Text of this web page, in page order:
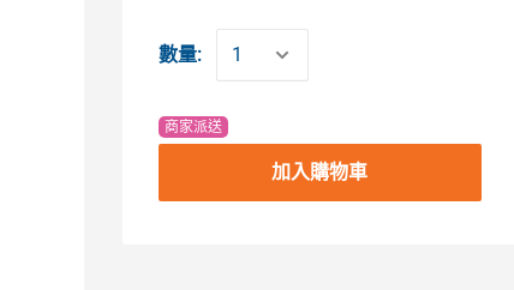
數量:
商家派送
加入購物車